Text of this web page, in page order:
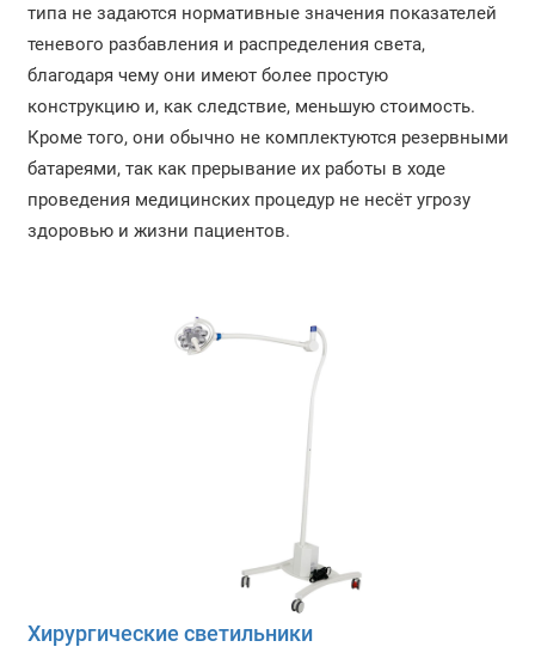
типа не задаются нормативные значения показателей
теневого разбавления и распределения света,
благодаря чему они имеют более простую
конструкцию и, как следствие, меньшую стоимость.
Кроме того, они обычно не комплектуются резервными
батареями, так как прерывание их работы в ходе
проведения медицинских процедур не несёт угрозу
здоровью и жизни пациентов.
Хирургические светильники